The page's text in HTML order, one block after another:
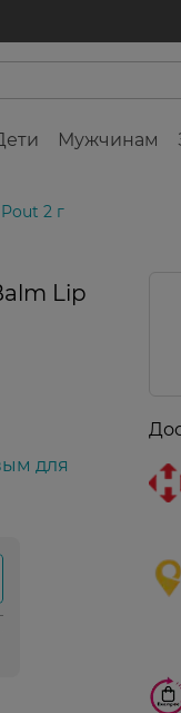
Мужчинам
2 г
Lip
для